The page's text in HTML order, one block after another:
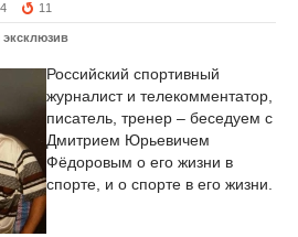
11
Российский спортивный
журналист и телекомментатор,
писатель, тренер – беседуем с
Дмитрием Юрьевичем
Фёдоровым о его жизни в
спорте, и о спорте в его жизни.